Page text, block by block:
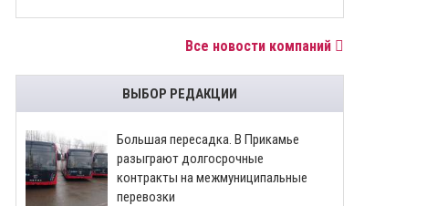
Все новости компаний
ВЫБОР РЕДАКЦИИ
Большая пересадка. В Прикамье
разыграют долгосрочные
контракты на межмуниципальные
перевозки